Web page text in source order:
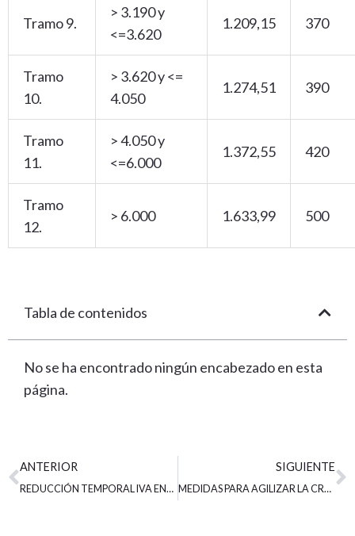
Tramo 9.
> 3.190 y
<=3.620
1.209,15 370
Tramo
10.
> 3.620 y <=
4.050
1.274,51 390
Tramo
11.
> 4.050 y
<=6.000
1.372,55 420
Tramo
12.
> 6.000 1.633,99 500
Tabla de contenidos
No se ha encontrado ningún encabezado en esta
página.
ANTERIOR
REDUCCIÓN TEMPORAL IVA ENTREGAS, IMPORTACIONES Y ADQUISICIONES INRTRACOMUNITARIAS DE DETERMINADOS COMBUSTIBLES
SIGUIENTE
MEDIDAS PARA AGILIZAR LA CREACIÓN DE EMPRESAS